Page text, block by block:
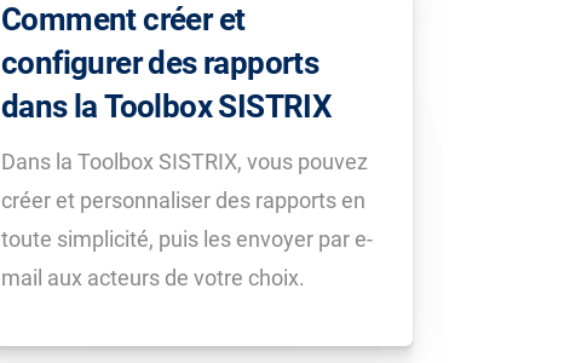
Toolbox.
Comment créer et
configurer des rapports
dans la Toolbox SISTRIX
Dans la Toolbox SISTRIX, vous pouvez
créer et personnaliser des rapports en
toute simplicité, puis les envoyer par e-
mail aux acteurs de votre choix.